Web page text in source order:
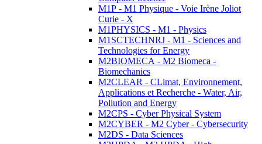
M1P - M1 Physique - Voie Irène Joliot
Curie - X
M1PHYSICS - M1 - Physics
M1SCTECHNRJ - M1 - Sciences and
Technologies for Energy
M2BIOMECA - M2 Biomeca -
Biomechanics
M2CLEAR - CLimat, Environnement,
Applications et Recherche - Water, Air,
Pollution and Energy
M2CPS - Cyber Physical System
M2CYBER - M2 Cyber - Cybersecurity
M2DS - Data Sciences